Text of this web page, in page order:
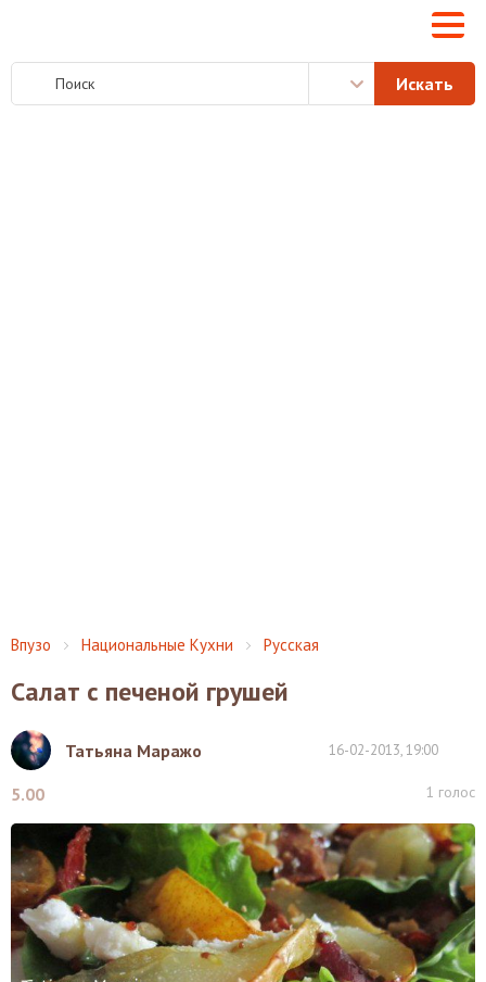
Впузо Национальные Кухни Русская
Салат с печеной грушей
Татьяна Маражо 16-02-2013, 19:00
5.00 1 голос